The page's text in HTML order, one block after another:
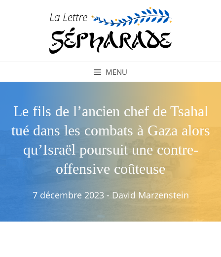
MENU
Le fils de l’ancien chef de Tsahal
tué dans les combats à Gaza alors
qu’Israël poursuit une contre-
offensive coûteuse
7 décembre 2023 - David Marzenstein